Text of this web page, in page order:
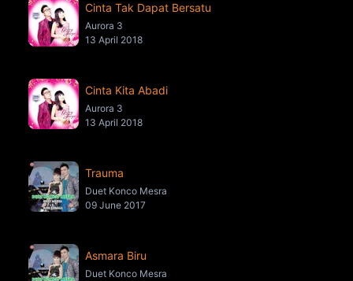
Cinta Tak Dapat Bersatu
Aurora 3
13 April 2018
Cinta Kita Abadi
Aurora 3
13 April 2018
Trauma
Duet Konco Mesra
09 June 2017
Asmara Biru
Duet Konco Mesra